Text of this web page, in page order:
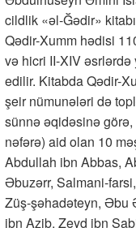
cildlik «əl-Ğədir»
Qədir-Xumm hədisi
və hicri II-XIV əsrlərdə
edilir. Kitabda Qədir-
şeir nümunələri də
sünnə əqidəsinə
nəfərə) aid olan 10
Abdullah ibn Abbas,
Əbuzərr, Salmani-
Züş-şəhadəteyn, Əbu
ibn Azib, Zeyd ibn